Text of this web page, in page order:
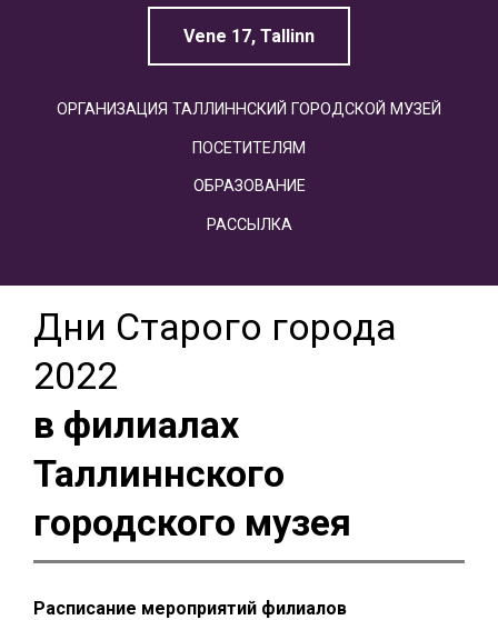
Vene 17, Tallinn
ОРГАНИЗАЦИЯ ТАЛЛИННСКИЙ ГОРОДСКОЙ МУЗЕЙ
ПОСЕТИТЕЛЯМ
ОБРАЗОВАНИЕ
РАССЫЛКА
Дни Старого города
2022
в филиалах
Таллиннского
городского музея
Расписание мероприятий филиалов